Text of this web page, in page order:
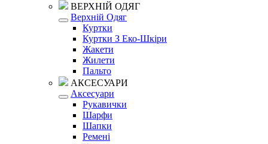
ВЕРХНІЙ ОДЯГ
Верхній Одяг
Куртки
Куртки З Еко-Шкіри
Жакети
Жилети
Пальто
АКСЕСУАРИ
Аксесуари
Рукавички
Шарфи
Шапки
Ремені